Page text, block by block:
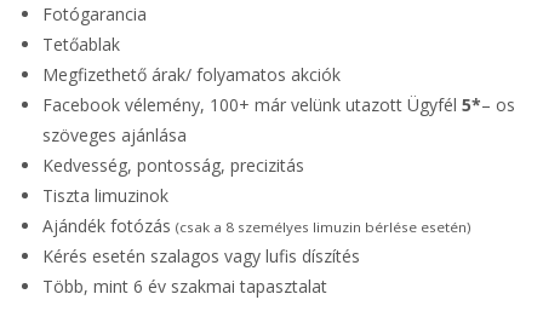
Fotógarancia
Tetőablak
Megfizethető árak/ folyamatos akciók
Facebook vélemény, 100+ már velünk utazott Ügyfél 5*– os
szöveges ajánlása
Kedvesség, pontosság, precizitás
Tiszta limuzinok
Ajándék fotózás (csak a 8 személyes limuzin bérlése esetén)
Kérés esetén szalagos vagy lufis díszítés
Több, mint 6 év szakmai tapasztalat